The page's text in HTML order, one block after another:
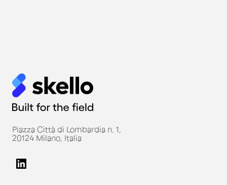
Piazza Città di Lombardia n. 1,
20124 Milano, Italia